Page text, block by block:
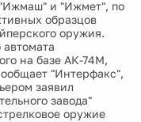
"Ижмаш" и "Ижмет", по
образцов
оружия.
на базе АК-74М,
"Интерфакс",
заявил
завода"
оружие